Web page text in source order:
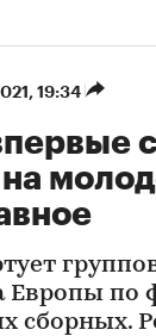
19:34
на
Европы по
сборных.